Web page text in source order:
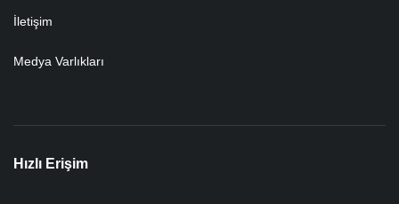
İletişim
Medya Varlıkları
Hızlı Erişim